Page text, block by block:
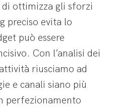
ottimizza gli sforzi
preciso evita lo
può essere
Con l’analisi dei
riusciamo ad
e canali siano più
perfezionamento